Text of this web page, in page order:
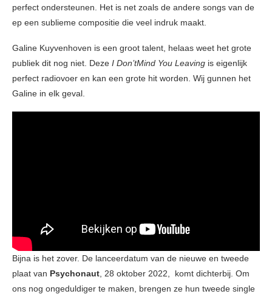
perfect ondersteunen. Het is net zoals de andere songs van de
ep een sublieme compositie die veel indruk maakt.
Galine Kuyvenhoven is een groot talent, helaas weet het grote
publiek dit nog niet. Deze I Don’tMind You Leaving is eigenlijk
perfect radiovoer en kan een grote hit worden. Wij gunnen het
Galine in elk geval.
Bijna is het zover. De lanceerdatum van de nieuwe en tweede
plaat van Psychonaut , 28 oktober 2022, komt dichterbij. Om
ons nog ongeduldiger te maken, brengen ze hun tweede single